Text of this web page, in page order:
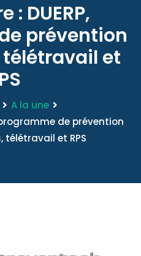
: DUERP,
prévention
et
A la une
programme de prévention
télétravail et RPS